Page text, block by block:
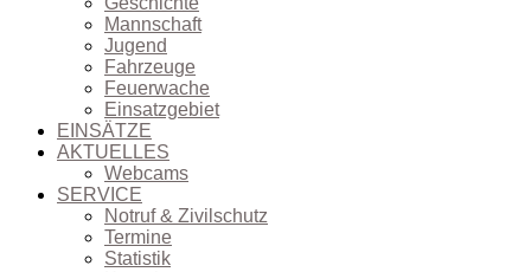
Mannschaft
Jugend
Fahrzeuge
Feuerwache
Einsatzgebiet
EINSÄTZE
AKTUELLES
Webcams
SERVICE
Notruf & Zivilschutz
Termine
Statistik